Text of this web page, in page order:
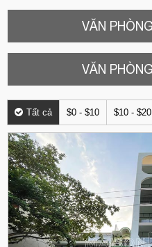
VĂN
VĂN
Tất cả $0 - $10 $10 - $20